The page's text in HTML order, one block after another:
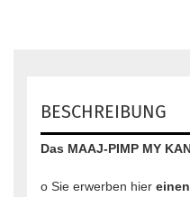
BESCHREIBUNG
Das MAAJ-PIMP MY
o Sie erwerben hier